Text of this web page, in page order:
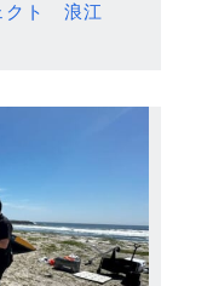
クト 浪江